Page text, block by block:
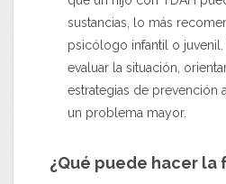
sustancias, lo más
psicólogo infantil o
evaluar la situación,
estrategias de prevención
un problema mayor.
¿Qué puede hacer la